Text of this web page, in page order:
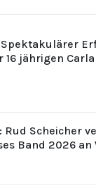
Spektakulärer
16 jährigen
Rud Scheicher
Band 2026